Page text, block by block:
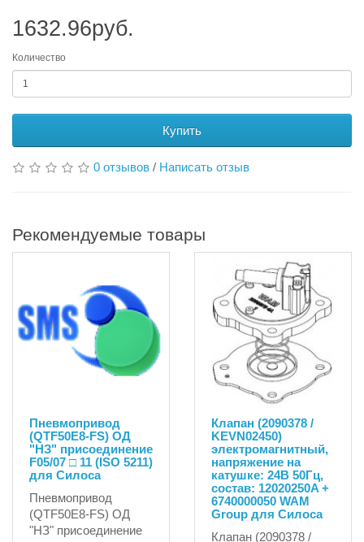
1632.96руб.
Количество
Купить
0 отзывов / Написать отзыв
Рекомендуемые товары
Пневмопривод
(QTF50Е8-FS) ОД
"НЗ" присоединение
F05/07 □ 11 (ISO 5211)
для Силоса
Пневмопривод
(QTF50Е8-FS) ОД
"НЗ" присоединение
Клапан (2090378 /
KEVN02450)
электромагнитный,
напряжение на
катушке: 24В 50Гц,
состав: 12020250A +
6740000050 WAM
Group для Силоса
Клапан (2090378 /